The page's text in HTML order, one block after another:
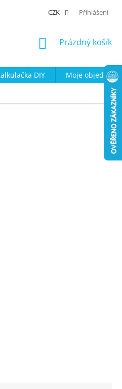
CZK Přihlášení
NÁKUPNÍ
Prázdný košík
DIY
Moje